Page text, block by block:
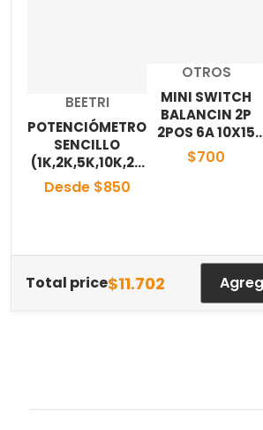
Proveedor:
BEETRI
POTENCIÓMETRO
SENCILLO
(1K,2K,5K,10K,20
K,50K,100K,250K,
500K,1M)
Desde $850
Proveedor:
OTROS
MINI SWITCH
BALANCIN 2P
2POS 6A 10X15
NEGRO
$700
Total price$11.702